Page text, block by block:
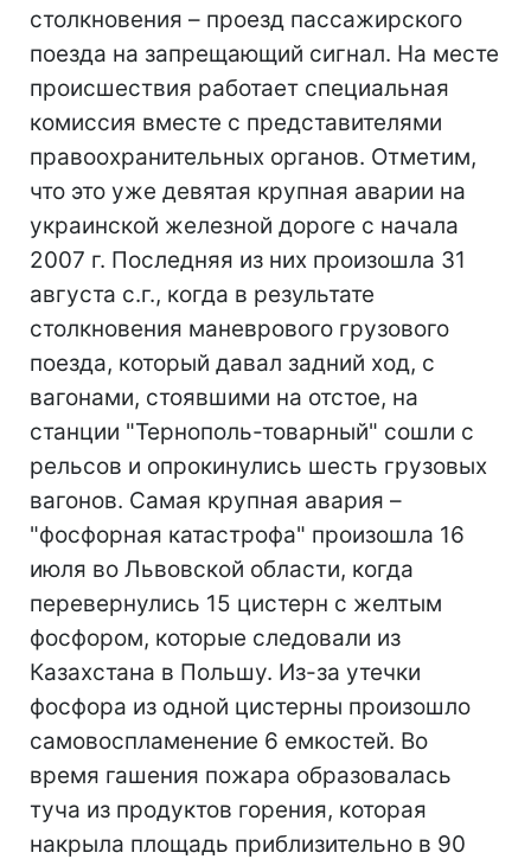
столкновения – проезд пассажирского
поезда на запрещающий сигнал. На месте
происшествия работает специальная
комиссия вместе с представителями
правоохранительных органов. Отметим,
что это уже девятая крупная аварии на
украинской железной дороге с начала
2007 г. Последняя из них произошла 31
августа с.г., когда в результате
столкновения маневрового грузового
поезда, который давал задний ход, с
вагонами, стоявшими на отстое, на
станции "Тернополь-товарный" сошли с
рельсов и опрокинулись шесть грузовых
вагонов. Самая крупная авария –
"фосфорная катастрофа" произошла 16
июля во Львовской области, когда
перевернулись 15 цистерн с желтым
фосфором, которые следовали из
Казахстана в Польшу. Из-за утечки
фосфора из одной цистерны произошло
самовоспламенение 6 емкостей. Во
время гашения пожара образовалась
туча из продуктов горения, которая
накрыла площадь приблизительно в 90